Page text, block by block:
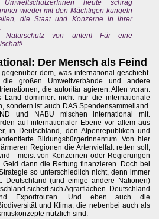
heute schräg
wieder mit den Mächtigen kungeln
die Staat und Konzerne in ihrer
Naturschutz von unten! Für eine
Der Mensch als Feind
dem, was international geschieht.
großen Umweltverbände und andere
die autoritär agieren. Allen voran:
Land dominiert nicht nur die internationale
sondern ist auch DAS Spendensammelland.
und NABU mischen international mit.
auf internationaler Ebene vor allem aus
in Deutschland, den Alpenrepubliken und
BildungsbürgerInnentum. Von hier
Regionen die Artenvielfalt retten soll,
- meist von Konzernen oder Regierungen
dann die Rettung finanzieren. Doch bei
so unterschiedlich nicht, denn immer
Deutschland (und einige andere Nationen)
sichert sich Agrarflächen. Deutschland
Exportrouten. Und eben auch die
und Klima, die nebenbei auch als
nützlich sind.